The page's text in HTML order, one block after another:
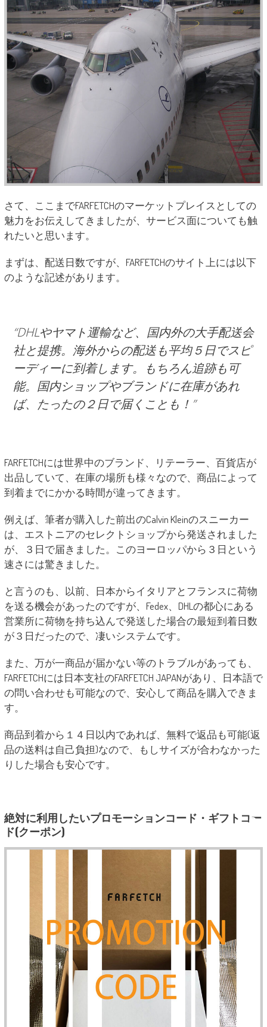
さて、ここまでFARFETCHのマーケットプレイスとしての
魅力をお伝えしてきましたが、サービス面についても触
れたいと思います。
まずは、配送日数ですが、FARFETCHのサイト上には以下
のような記述があります。
“DHLやヤマト運輸など、国内外の大手配送会
社と提携。海外からの配送も平均５日でスピ
ーディーに到着します。もちろん追跡も可
能。国内ショップやブランドに在庫があれ
ば、たったの２日で届くことも！”
FARFETCHには世界中のブランド、リテーラー、百貨店が
出品していて、在庫の場所も様々なので、商品によって
到着までにかかる時間が違ってきます。
例えば、筆者が購入した前出のCalvin Kleinのスニーカー
は、エストニアのセレクトショップから発送されました
が、３日で届きました。このヨーロッパから３日という
速さには驚きました。
と言うのも、以前、日本からイタリアとフランスに荷物
を送る機会があったのですが、Fedex、DHLの都心にある
営業所に荷物を持ち込んで発送した場合の最短到着日数
が３日だったので、凄いシステムです。
また、万が一商品が届かない等のトラブルがあっても、
FARFETCHには日本支社のFARFETCH JAPANがあり、日本語で
の問い合わせも可能なので、安心して商品を購入できま
す。
商品到着から１４日以内であれば、無料で返品も可能(返
品の送料は自己負担)なので、もしサイズが合わなかった
りした場合も安心です。
絶対に利用したいプロモーションコード・ギフトコー
ド(クーポン)